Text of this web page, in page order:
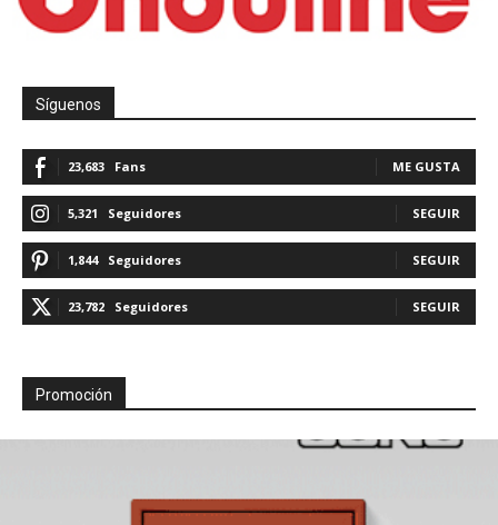
Síguenos
23,683 Fans ME GUSTA
5,321 Seguidores SEGUIR
1,844 Seguidores SEGUIR
23,782 Seguidores SEGUIR
Promoción